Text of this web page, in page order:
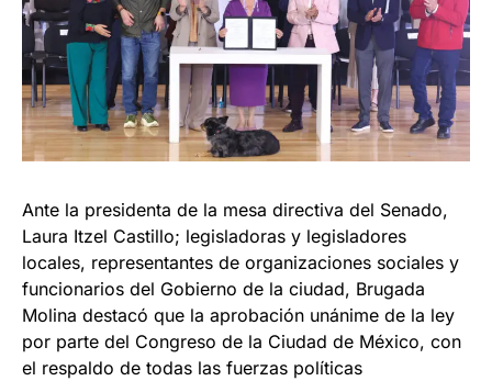
Ante la presidenta de la mesa directiva del Senado,
Laura Itzel Castillo; legisladoras y legisladores
locales, representantes de organizaciones sociales y
funcionarios del Gobierno de la ciudad, Brugada
Molina destacó que la aprobación unánime de la ley
por parte del Congreso de la Ciudad de México, con
el respaldo de todas las fuerzas políticas